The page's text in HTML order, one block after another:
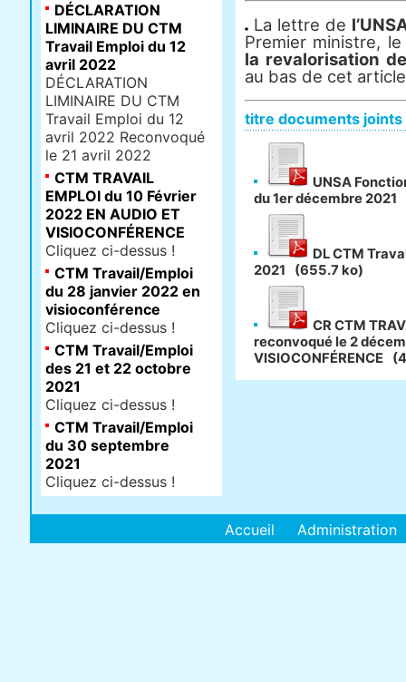
La lettre de
Premier ministre,
la revalorisation
au bas de cet
titre documents joints
UNSA
du 1er décembre 2021
DL CTM
2021
(655.7 ko)
CR CTM
reconvoqué le 2
VISIOCONFÉRENCE
DÉCLARATION
LIMINAIRE DU CTM
Travail Emploi du 12
avril 2022
DÉCLARATION
LIMINAIRE DU CTM
Travail Emploi du 12
avril 2022 Reconvoqué
le 21 avril 2022
CTM TRAVAIL
EMPLOI du 10 Février
2022 EN AUDIO ET
VISIOCONFÉRENCE
Cliquez ci-dessus !
CTM Travail/Emploi
du 28 janvier 2022 en
visioconférence
Cliquez ci-dessus !
CTM Travail/Emploi
des 21 et 22 octobre
2021
Cliquez ci-dessus !
CTM Travail/Emploi
du 30 septembre
2021
Cliquez ci-dessus !
Accueil Administration